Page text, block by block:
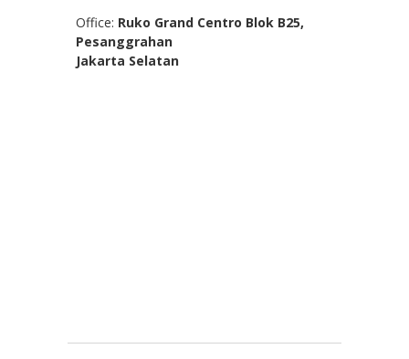
Office: Ruko Grand Centro Blok B25,
Pesanggrahan
Jakarta Selatan